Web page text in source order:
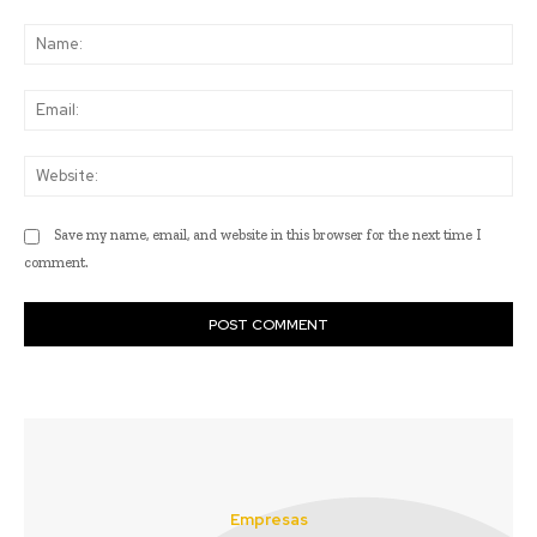
Save my name, email, and website in this browser for the next time I
comment.